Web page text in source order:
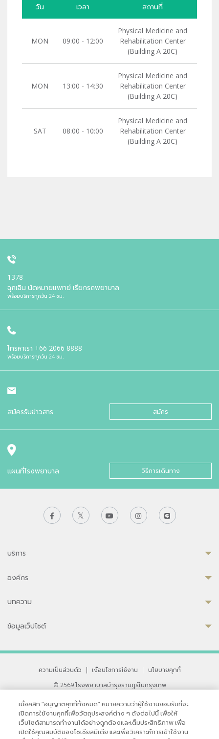
วัน เวลา สถานที่
MON 09:00 - 12:00
Physical Medicine and
Rehabilitation Center
(Building A 20C)
MON 13:00 - 14:30
Physical Medicine and
Rehabilitation Center
(Building A 20C)
SAT 08:00 - 10:00
Physical Medicine and
Rehabilitation Center
(Building A 20C)
1378
ฉุกเฉิน นัดหมายแพทย์ เรียกรถพยาบาล
พร้อมบริการทุกวัน 24 ชม.
โทรหาเรา +66 2066 8888
พร้อมบริการทุกวัน 24 ชม.
สมัครรับข่าวสาร สมัคร
แผนที่โรงพยาบาล วิธีการเดินทาง
บริการ
องค์กร
บทความ
ข้อมูลเว็ปไซต์
ความเป็นส่วนตัว | เงื่อนไขการใช้งาน |
นโยบายคุกกี้
© 2569 โรงพยาบาลบำรุงราษฎร์ในกรุงเทพ
33 สุขุมวิท ซอย 3 เขตวัฒนา กรุงเทพ 10110 ประเทศไทย
หากท่านมีข้อคิดเห็นหรือปัญหาในการใช้เว็บไซต์ของเรา
เมื่อคลิก “อนุญาตคุกกี้ทั้งหมด” หมายความว่าผู้ใช้งานยอมรับที่จะ
เปิดการใช้งานคุกกี้เพื่อวัตถุประสงค์ต่าง ๆ ดังต่อไปนี้ เพื่อให้
เว็บไซต์สามารถทำงานได้อย่างถูกต้องและเต็มประสิทธิภาพ เพื่อ
เปิดใช้คุณสมบัติของโซเชียลมีเดีย และเพื่อวิเคราะห์การเข้าใช้งาน